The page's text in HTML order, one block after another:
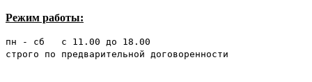
Режим работы:
пн - сб с 11.00 до 18.00
строго по предварительной договоренности